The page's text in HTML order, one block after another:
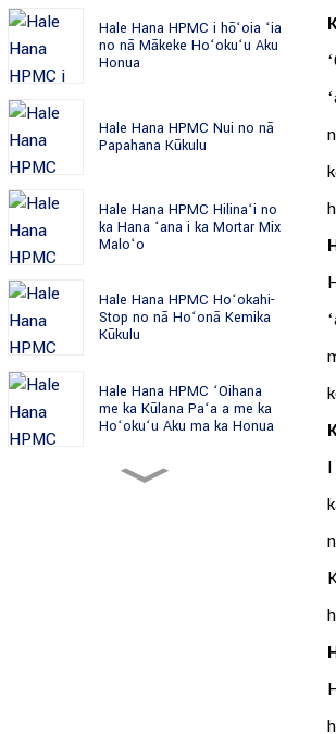
Hale Hana HPMC i hōʻoia ʻia
no nā Mākeke Hoʻokuʻu Aku
Honua
Hale Hana HPMC Nui no nā
Papahana Kūkulu
Hale Hana HPMC Hilinaʻi no
ka Hana ʻana i ka Mortar Mix
Maloʻo
Hale Hana HPMC Hoʻokahi-
Stop no nā Hoʻonā Kemika
Kūkulu
Hale Hana HPMC ʻOihana
me ka Kūlana Paʻa a me ka
Hoʻokuʻu Aku ma ka Honua
Hale Hana HPMC Hoʻolako